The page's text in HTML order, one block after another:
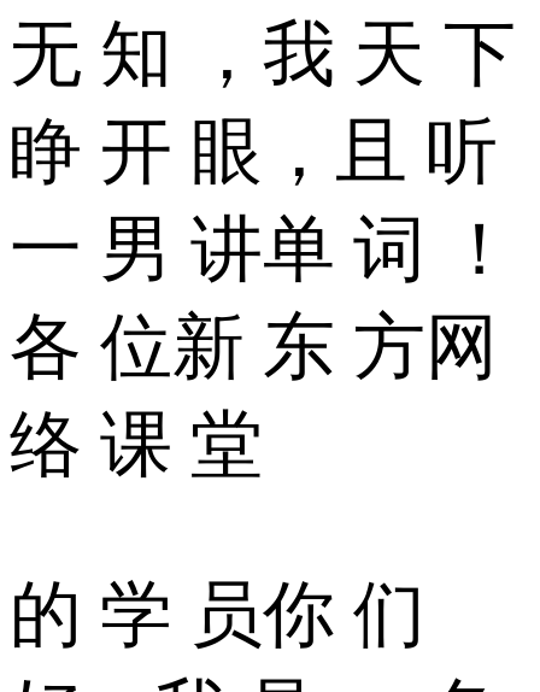
无 知 ，我 天 下
睁 开 眼，且 听
一 男 讲单 词 ！
各 位新 东 方网
络 课 堂
的 学 员你 们